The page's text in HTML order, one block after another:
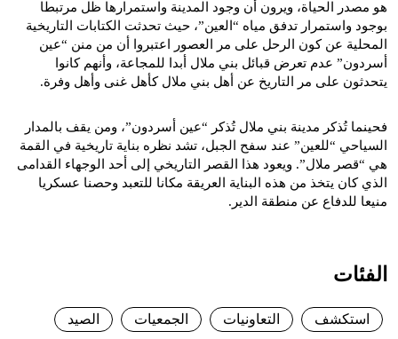
هو مصدر الحياة، ويرون أن وجود المدينة واستمرارها ظل مرتبطا
بوجود واستمرار تدفق مياه “العين”، حيث تحدثت الكتابات التاريخية
المحلية عن كون الرحل على مر العصور اعتبروا أن من منن “عين
أسردون” عدم تعرض قبائل بني ملال أبدا للمجاعة، وأنهم كانوا
يتحدثون على مر التاريخ عن أهل بني ملال كأهل غنى وأهل وفرة.
فحينما تُذكر مدينة بني ملال تُذكر “عين أسردون”، ومن يقف بالمدار
السياحي “للعين” عند سفح الجبل، تشد نظره بناية تاريخية في القمة
هي “قصر ملال”. ويعود هذا القصر التاريخي إلى أحد الوجهاء القدامى
الذي كان يتخذ من هذه البناية العريقة مكانا للتعبد وحصنا عسكريا
منيعا للدفاع عن منطقة الدير.
الفئات
استكشف التعاونيات الجمعيات الصيد